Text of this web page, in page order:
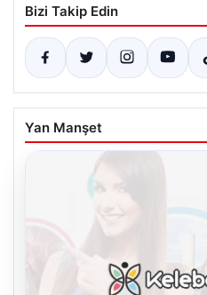
Bizi Takip Edin
Yan Manşet